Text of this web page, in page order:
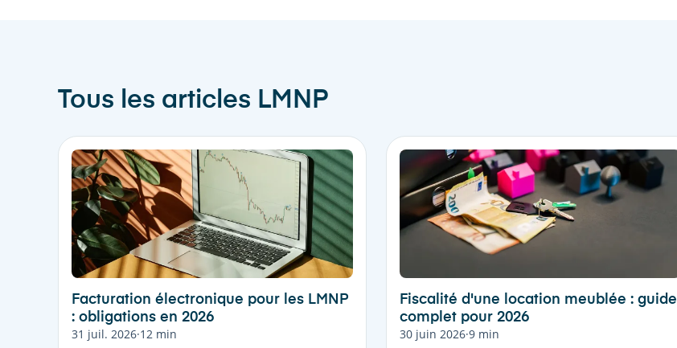
Tous les articles LMNP
Facturation électronique pour les LMNP
: obligations en 2026
31 juil. 2026·12 min
Fiscalité d'une location meublée : guide
complet pour 2026
30 juin 2026·9 min